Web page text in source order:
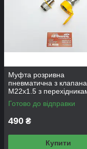
Муфта розривна
пневматична з
М22х1.5 з
М16x1.5
Готово до відправки
490 ₴
Купити